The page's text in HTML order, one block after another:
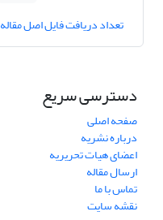
تعداد دریافت فایل اصل مقاله
دسترسی سریع
صفحه اصلی
درباره نشریه
اعضای هیات تحریریه
ارسال مقاله
تماس با ما
نقشه سایت